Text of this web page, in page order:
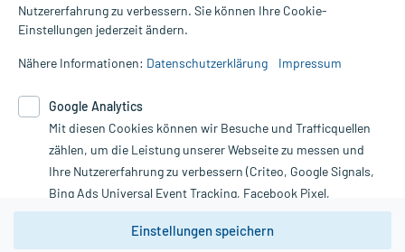
Alle Preise gelten inkl. MwSt., ggf. zzgl. Versandkosten
Informationen auf dieser Website werden ausschließlich für
die Untersuchung und Behandlung durch einen Arzt. Bitte
Therapien eingeleitet werden können. | Diese Webseite benutzt
Google Analytics. Lesen Sie bitte dazu die wichtigen Hinweise in
unserer Datenschutzerklärung. Für den Widerruf einer Bestellung
nutzen Sie das Formular:
Vertrag widerrufen
Nutzererfahrung zu verbessern. Sie können Ihre Cookie-
Einstellungen jederzeit ändern.
Nähere Informationen: Datenschutzerklärung Impressum
Google Analytics
Mit diesen Cookies können wir Besuche und Trafficquellen
zählen, um die Leistung unserer Webseite zu messen und
Ihre Nutzererfahrung zu verbessern (Criteo, Google Signals,
Bing Ads Universal Event Tracking, Facebook Pixel,
Youtube-Social Plugin).
Einstellungen speichern